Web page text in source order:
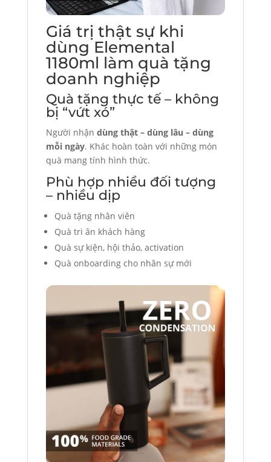
Giá trị thật sự khi
dùng Elemental
1180ml làm quà tặng
doanh nghiệp
Quà tặng thực tế – không
bị “vứt xó”
Người nhận dùng thật – dùng lâu – dùng
mỗi ngày. Khác hoàn toàn với những món
quà mang tính hình thức.
Phù hợp nhiều đối tượng
– nhiều dịp
Quà tặng nhân viên
Quà tri ân khách hàng
Quà sự kiện, hội thảo, activation
Quà onboarding cho nhân sự mới